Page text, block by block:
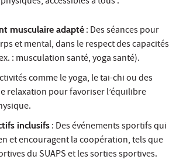
musculaire adapté : Des séances pour
et mental, dans le respect des capacités
: musculation santé, yoga santé).
comme le yoga, le tai-chi ou des
relaxation pour favoriser l’équilibre
inclusifs : Des événements sportifs qui
et encouragent la coopération, tels que
du SUAPS et les sorties sportives.